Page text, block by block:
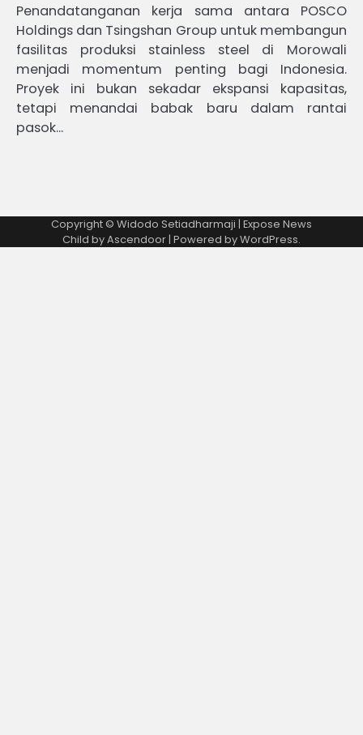
Penandatanganan kerja sama antara POSCO
Holdings dan Tsingshan Group untuk membangun
fasilitas produksi stainless steel di Morowali
menjadi momentum penting bagi Indonesia.
Proyek ini bukan sekadar ekspansi kapasitas,
tetapi menandai babak baru dalam rantai
pasok…
Copyright © Widodo Setiadharmaji | Expose News
Child byAscendoor | Powered byWordPress.